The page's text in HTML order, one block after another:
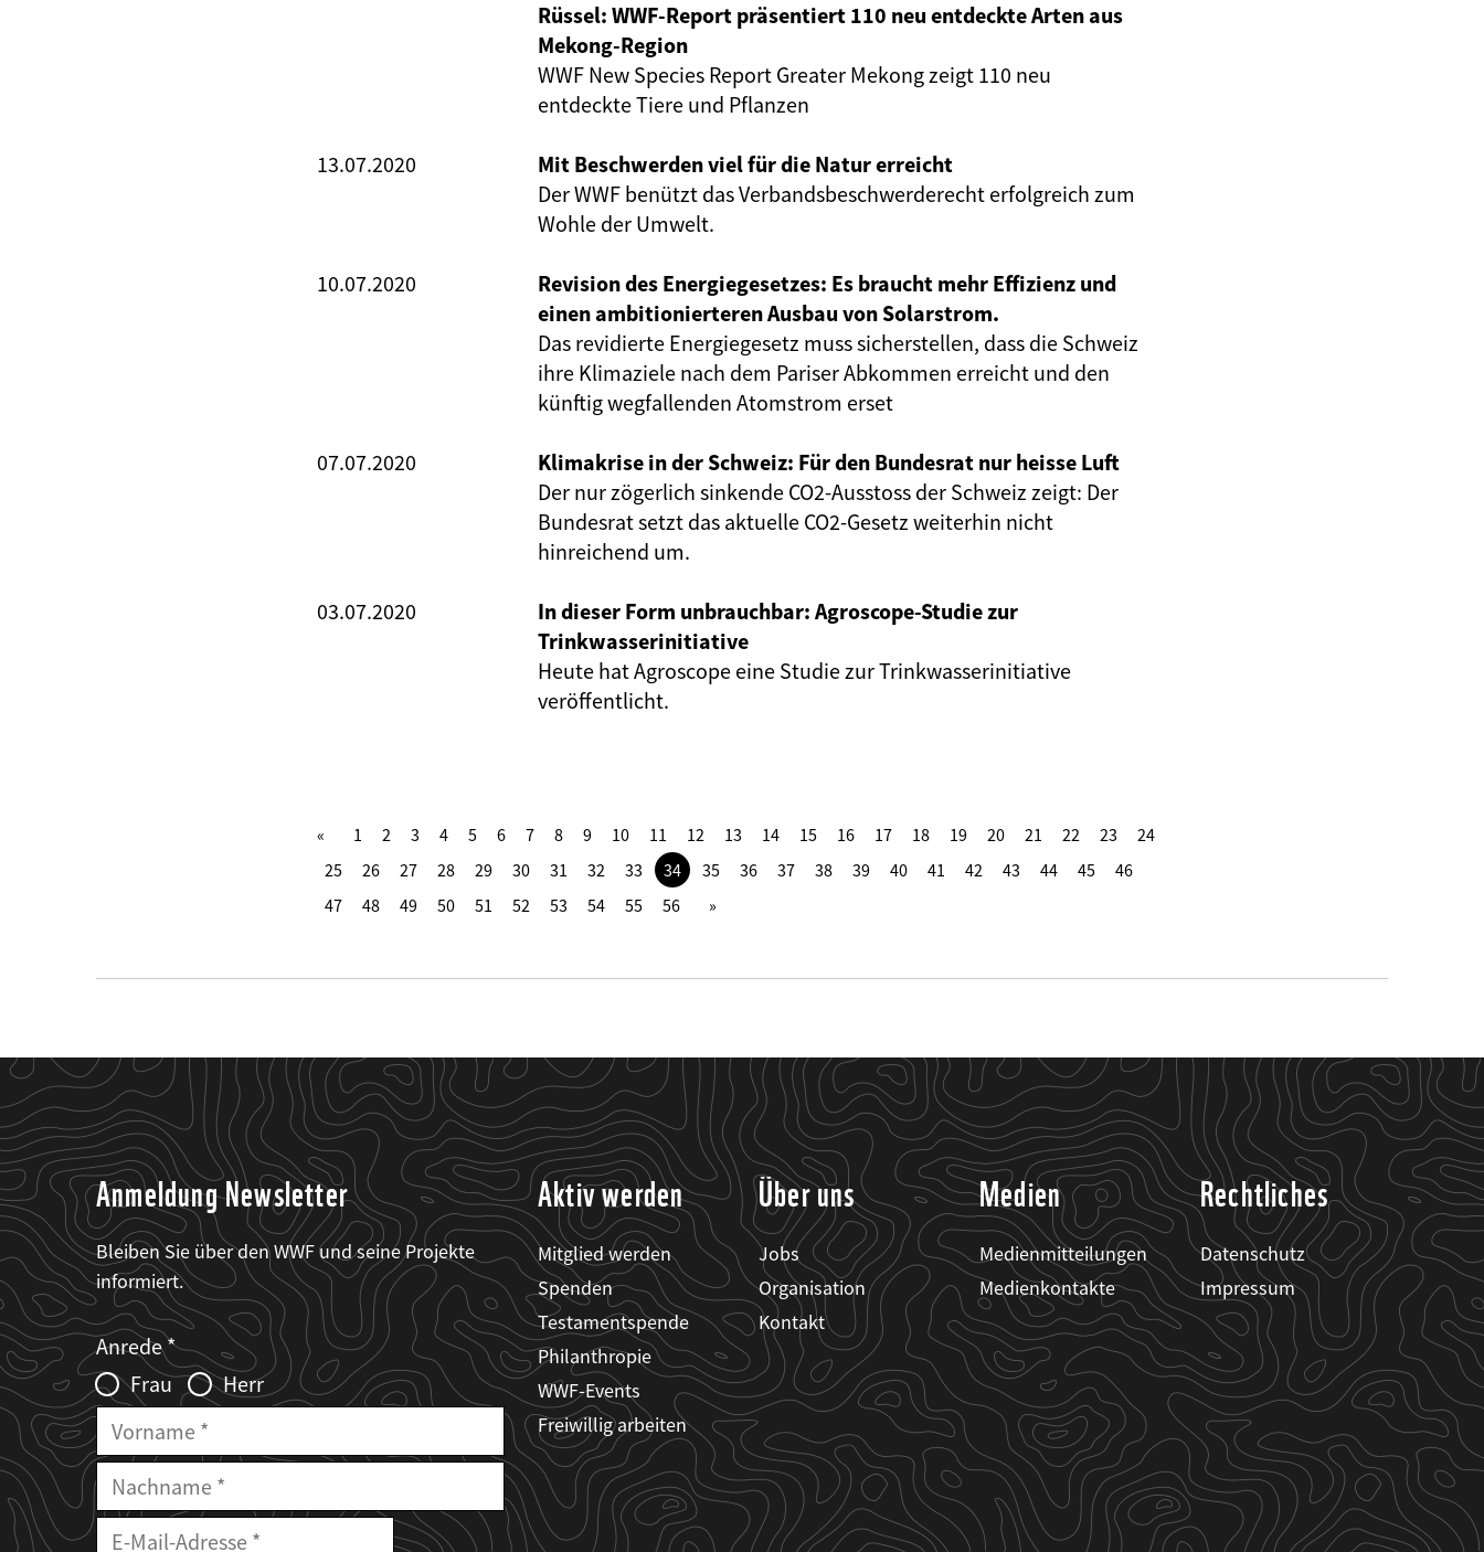
Rüssel: WWF-Report präsentiert 110 neu entdeckte Arten aus
Mekong-Region
WWF New Species Report Greater Mekong zeigt 110 neu
entdeckte Tiere und Pflanzen
13.07.2020
Mit Beschwerden viel für die Natur erreicht
Der WWF benützt das Verbandsbeschwerderecht erfolgreich zum
Wohle der Umwelt.
10.07.2020
Revision des Energiegesetzes: Es braucht mehr Effizienz und
einen ambitionierteren Ausbau von Solarstrom.
Das revidierte Energiegesetz muss sicherstellen, dass die Schweiz
ihre Klimaziele nach dem Pariser Abkommen erreicht und den
künftig wegfallenden Atomstrom erset
07.07.2020
Klimakrise in der Schweiz: Für den Bundesrat nur heisse Luft
Der nur zögerlich sinkende CO2-Ausstoss der Schweiz zeigt: Der
Bundesrat setzt das aktuelle CO2-Gesetz weiterhin nicht
hinreichend um.
03.07.2020
In dieser Form unbrauchbar: Agroscope-Studie zur
Trinkwasserinitiative
Heute hat Agroscope eine Studie zur Trinkwasserinitiative
veröffentlicht.
1 2 3 4 5 6 7 8 9 10 11 12 13 14 15 16 17 18 19 20 21 22 23
24
25
26 27 28 29 30 31 32 33 34 35 36 37 38 39 40 41 42 43 44 45
46
47
48 49 50 51 52 53 54 55 56
Anmeldung Newsletter
Bleiben Sie über den WWF und seine Projekte
informiert.
Web2Case
Infofelder
Fieldset
anrede_name
Anrede
Frau
Herr
Vorname
Nachname
E-
Mailadresse
Aktiv werden
Mitglied werden
Spenden
Testamentspende
Philanthropie
WWF-Events
Freiwillig arbeiten
Über uns
Jobs
Organisation
Kontakt
Medien
Medienmitteilungen
Medienkontakte
Rechtliches
Datenschutz
Impressum